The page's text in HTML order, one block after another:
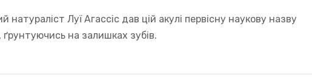
натураліст Луї Агассіс дав цій акулі первісну наукову назву
на залишках зубів.